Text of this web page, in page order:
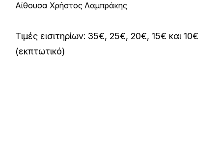
Αίθουσα Χρήστος Λαμπράκης
Τιμές εισιτηρίων: 35€, 25€, 20€, 15€ και 10€
(εκπτωτικό)